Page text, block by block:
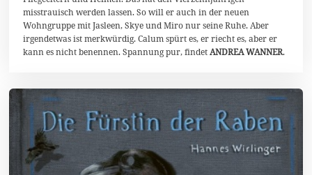
b
e
r
2
2
misstrauisch werden lassen. So will er auch in der neuen
Wohngruppe mit Jasleen, Skye und Miro nur seine Ruhe. Aber
irgendetwas ist merkwürdig. Calum spürt es, er riecht es, aber er
kann es nicht benennen. Spannung pur, findetANDREA WANNER.